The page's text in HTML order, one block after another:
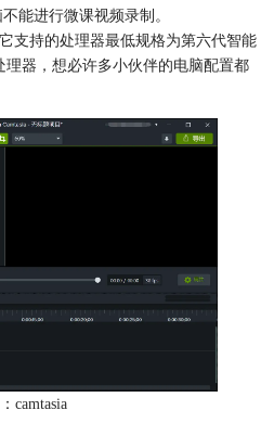
能进行微课视频录制。
支持的处理器最低规格为第六代智能
器，想必许多小伙伴的电脑配置都
camtasia